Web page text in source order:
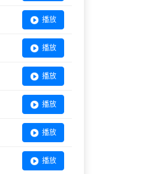
播放
播放
播放
播放
播放
播放